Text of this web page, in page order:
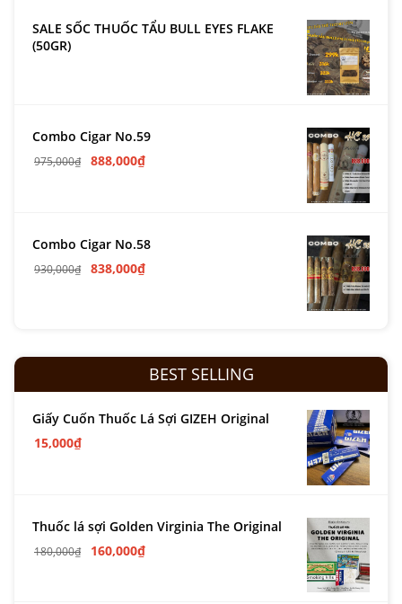
SALE SỐC THUỐC TẨU BULL EYES FLAKE
(50GR)
Combo Cigar No.59
975,000₫ 888,000₫
Combo Cigar No.58
930,000₫ 838,000₫
BEST SELLING
Giấy Cuốn Thuốc Lá Sợi GIZEH Original
15,000₫
Thuốc lá sợi Golden Virginia The Original
180,000₫ 160,000₫